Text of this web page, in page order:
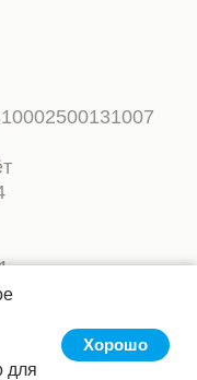
для
Хорошо
код
2.01.